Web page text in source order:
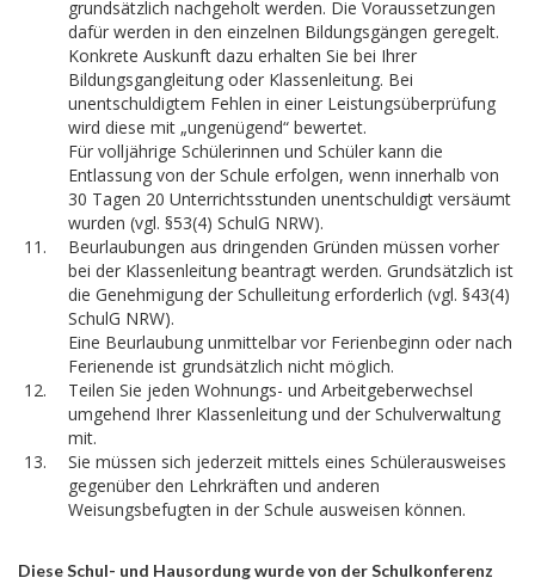
grundsätzlich nachgeholt werden. Die Voraussetzungen
dafür werden in den einzelnen Bildungsgängen geregelt.
Konkrete Auskunft dazu erhalten Sie bei Ihrer
Bildungsgangleitung oder Klassenleitung. Bei
unentschuldigtem Fehlen in einer Leistungsüberprüfung
wird diese mit „ungenügend“ bewertet.
Für volljährige Schülerinnen und Schüler kann die
Entlassung von der Schule erfolgen, wenn innerhalb von
30 Tagen 20 Unterrichtsstunden unentschuldigt versäumt
wurden (vgl. §53(4) SchulG NRW).
Beurlaubungen aus dringenden Gründen müssen vorher
bei der Klassenleitung beantragt werden. Grundsätzlich ist
die Genehmigung der Schulleitung erforderlich (vgl. §43(4)
SchulG NRW).
Eine Beurlaubung unmittelbar vor Ferienbeginn oder nach
Ferienende ist grundsätzlich nicht möglich.
Teilen Sie jeden Wohnungs- und Arbeitgeberwechsel
umgehend Ihrer Klassenleitung und der Schulverwaltung
mit.
Sie müssen sich jederzeit mittels eines Schülerausweises
gegenüber den Lehrkräften und anderen
Weisungsbefugten in der Schule ausweisen können.
Diese Schul- und Hausordung wurde von der Schulkonferenz